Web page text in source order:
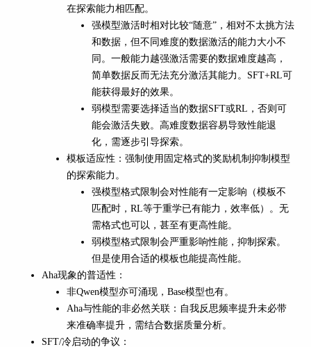
在探索能力相匹配。
强模型激活时相对比较“随意”，相对不太挑方法
和数据，但不同难度的数据激活的能力大小不
同。一般能力越强激活需要的数据难度越高，
简单数据反而无法充分激活其能力。SFT+RL可
能获得最好的效果。
弱模型需要选择适当的数据SFT或RL，否则可
能会激活失败。高难度数据容易导致性能退
化，需逐步引导探索。
模板适应性：强制使用固定格式的奖励机制抑制模型
的探索能力。
强模型格式限制会对性能有一定影响（模板不
匹配时，RL等于重学已有能力，效率低）。无
需格式也可以，甚至有更高性能。
弱模型格式限制会严重影响性能，抑制探索。
但是使用合适的模板也能提高性能。
Aha现象的普适性：
非Qwen模型亦可涌现，Base模型也有。
Aha与性能的非必然关联：自我反思频率提升未必带
来准确率提升，需结合数据质量分析。
SFT/冷启动的争议：